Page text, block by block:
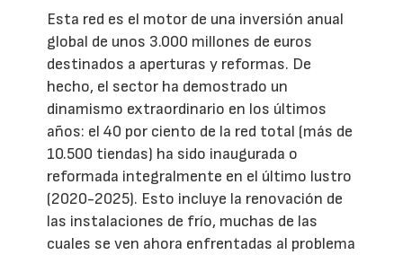
Esta red es el motor de una inversión anual
global de unos 3.000 millones de euros
destinados a aperturas y reformas. De
hecho, el sector ha demostrado un
dinamismo extraordinario en los últimos
años: el 40 por ciento de la red total (más de
10.500 tiendas) ha sido inaugurada o
reformada integralmente en el último lustro
(2020-2025). Esto incluye la renovación de
las instalaciones de frío, muchas de las
cuales se ven ahora enfrentadas al problema